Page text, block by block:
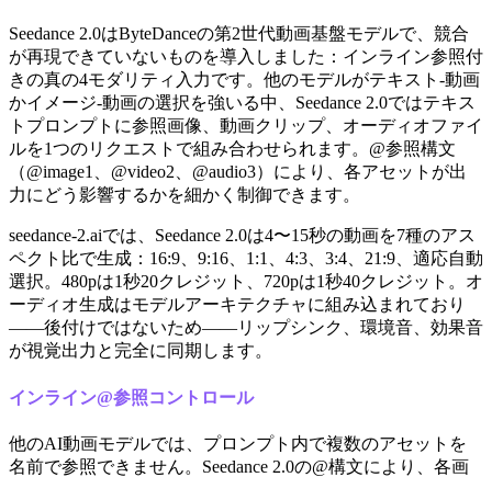
Seedance 2.0はByteDanceの第2世代動画基盤モデルで、競合
が再現できていないものを導入しました：インライン参照付
きの真の4モダリティ入力です。他のモデルがテキスト-動画
かイメージ-動画の選択を強いる中、Seedance 2.0ではテキス
トプロンプトに参照画像、動画クリップ、オーディオファイ
ルを1つのリクエストで組み合わせられます。@参照構文
（@image1、@video2、@audio3）により、各アセットが出
力にどう影響するかを細かく制御できます。
seedance-2.aiでは、Seedance 2.0は4〜15秒の動画を7種のアス
ペクト比で生成：16:9、9:16、1:1、4:3、3:4、21:9、適応自動
選択。480pは1秒20クレジット、720pは1秒40クレジット。オ
ーディオ生成はモデルアーキテクチャに組み込まれており
——後付けではないため——リップシンク、環境音、効果音
が視覚出力と完全に同期します。
インライン@参照コントロール
他のAI動画モデルでは、プロンプト内で複数のアセットを
名前で参照できません。Seedance 2.0の@構文により、各画